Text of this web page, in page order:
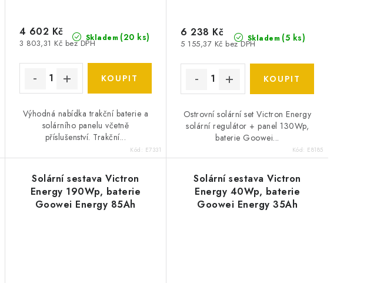
Skladem (20 ks)
3 803,31 Kč bez DPH
4 602 Kč
Výhodná nabídka trakční baterie a
solárního panelu včetně
příslušenství. Trakční...
Kód: E7331
Skladem (5 ks)
5 155,37 Kč bez DPH
6 238 Kč
Ostrovní solární set Victron Energy
solární regulátor + panel 130Wp,
baterie Goowei...
Kód: E8185
Solární sestava Victron
Energy 190Wp, baterie
Goowei Energy 85Ah
Solární sestava Victron
Energy 40Wp, baterie
Goowei Energy 35Ah